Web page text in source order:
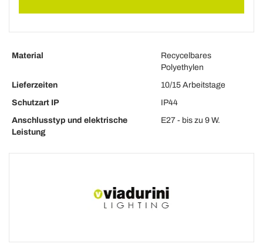
Material
Recycelbares
Polyethylen
Lieferzeiten
10/15 Arbeitstage
Schutzart IP
IP44
Anschlusstyp und elektrische
Leistung
E27 - bis zu 9 W.